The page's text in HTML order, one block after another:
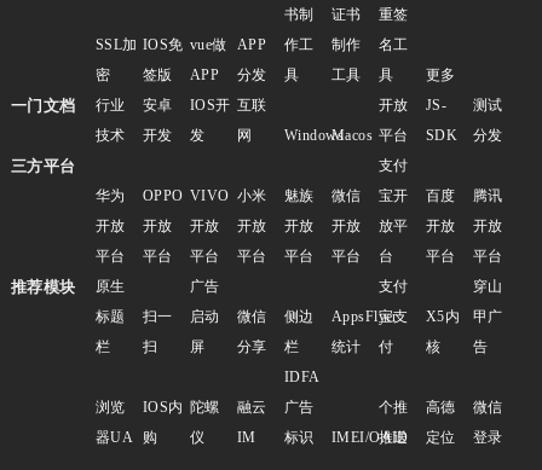
SSL加
密
IOS免
签版
vue做
APP
APP
分发
书制
作工
具
证书
制作
工具
重签
名工
具
更多
一门文档
行业
技术
安卓
开发
IOS开
发
互联
网
WindowsMacos
开放
平台
JS-
SDK
测试
分发
三方平台
华为
开放
平台
OPPO
开放
平台
VIVO
开放
平台
小米
开放
平台
魅族
开放
平台
微信
开放
平台
支付
宝开
放平
台
百度
开放
平台
腾讯
开放
平台
推荐模块
原生
标题
栏
扫一
扫
广告
启动
屏
微信
分享
侧边
栏
AppsFlyer
统计
支付
宝支
付
X5内
核
穿山
甲广
告
浏览
器UA
IOS内
购
陀螺
仪
融云
IM
IDFA
广告
标识
IMEI/OAID
个推
推送
高德
定位
微信
登录